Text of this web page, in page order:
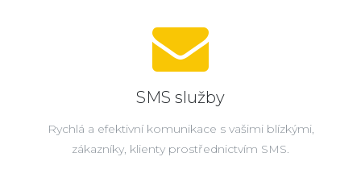
SMS služby
Rychlá a efektivní komunikace s vašimi blízkými,
zákazníky, klienty prostřednictvím SMS.